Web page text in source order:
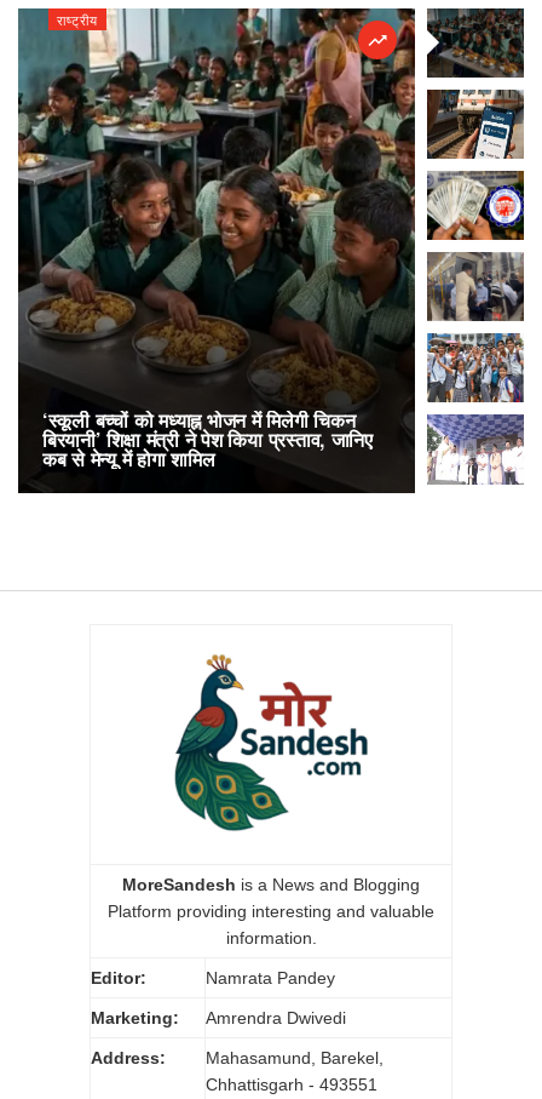
राष्ट्रीय
‘स्कूली बच्चों को मध्याह्न भोजन में मिलेगी चिकन
बिरयानी’ शिक्षा मंत्री ने पेश किया प्रस्ताव, जानिए
कब से मेन्यू में होगा शामिल
राष्ट्रीय
RailOne
लोकप्रिय,
अनारक्षित
MoreSandesh is a News and Blogging
Platform providing interesting and valuable
information.
Editor: Namrata Pandey
Marketing: Amrendra Dwivedi
Address:
Mahasamund, Barekel,
Chhattisgarh - 493551